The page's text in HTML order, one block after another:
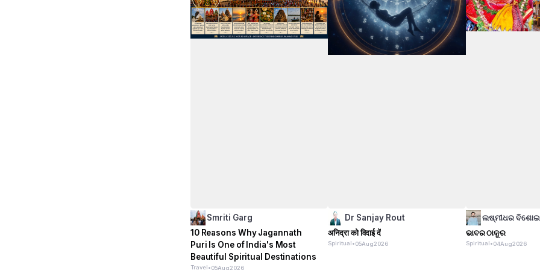
Smriti Garg
10 Reasons Why Jagannath
Puri Is One of India's Most
Beautiful Spiritual Destinations
Travel•05Aug2026
Dr Sanjay Rout
अनिद्रा को विदाई दें
Spiritual•05Aug2026
ଲଷ୍ମୀଧର ବିଶୋଇ
ଭାବର ଠାକୁର
Spiritual•04Aug2026